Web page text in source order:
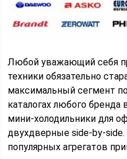
Любой уважающий себя
техники обязательно
максимальный сегмент
каталогах любого
мини-холодильники для
двухдверные side-by-
популярных агрегатов